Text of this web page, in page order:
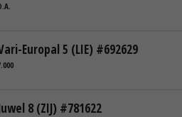
Europal 5 (LIE) #692629
8 (ZIJ) #781622